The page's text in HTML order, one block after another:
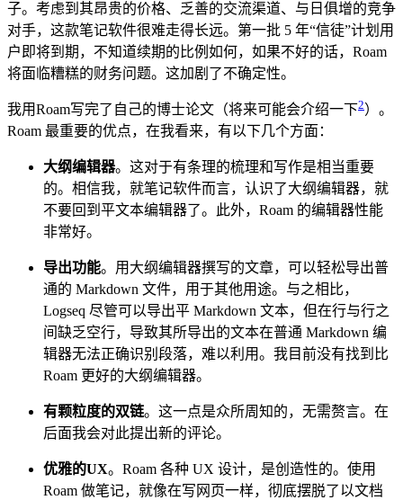
子。考虑到其昂贵的价格、乏善的交流渠道、与日俱增的竞争
对手，这款笔记软件很难走得长远。第一批 5 年“信徒”计划用
户即将到期，不知道续期的比例如何，如果不好的话，Roam
将面临糟糕的财务问题。这加剧了不确定性。
我用Roam写完了自己的博士论文（将来可能会介绍一下2）。
Roam 最重要的优点，在我看来，有以下几个方面：
大纲编辑器。这对于有条理的梳理和写作是相当重要
的。相信我，就笔记软件而言，认识了大纲编辑器，就
不要回到平文本编辑器了。此外，Roam 的编辑器性能
非常好。
导出功能。用大纲编辑器撰写的文章，可以轻松导出普
通的 Markdown 文件，用于其他用途。与之相比，
Logseq 尽管可以导出平 Markdown 文本，但在行与行之
间缺乏空行，导致其所导出的文本在普通 Markdown 编
辑器无法正确识别段落，难以利用。我目前没有找到比
Roam 更好的大纲编辑器。
有颗粒度的双链。这一点是众所周知的，无需赘言。在
后面我会对此提出新的评论。
优雅的UX。Roam 各种 UX 设计，是创造性的。使用
Roam 做笔记，就像在写网页一样，彻底摆脱了以文档